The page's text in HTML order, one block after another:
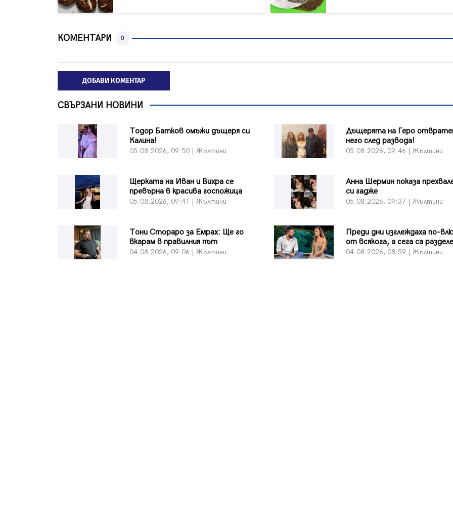
КОМЕНТАРИ 0
ДОБАВИ КОМЕНТАР
СВЪРЗАНИ НОВИНИ
Тодор Батков омъжи дъщеря си
Калина!
05.08.2026, 09:50 | Жълтини
Дъщерята на Геро
него след развода!
05.08.2026, 09:46 | Жълтини
Щерката на Иван и Вихра се
превърна в красива госпожица
05.08.2026, 09:41 | Жълтини
Анна Шермин показа
си гадже
05.08.2026, 09:37 | Жълтини
Тони Стораро за Емрах: Ще го
вкарам в правилния път
04.08.2026, 09:06 | Жълтини
Преди дни изглеждаха по-
от всякога, а сега са
04.08.2026, 08:59 | Жълтини